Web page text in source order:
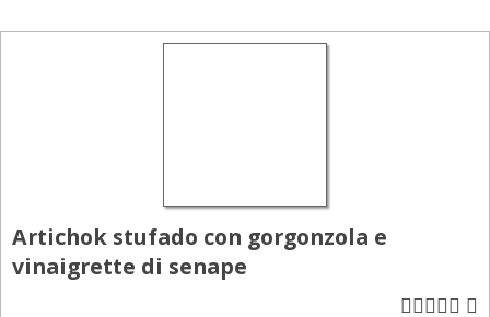
Artichok stufado con gorgonzola e
vinaigrette di senape